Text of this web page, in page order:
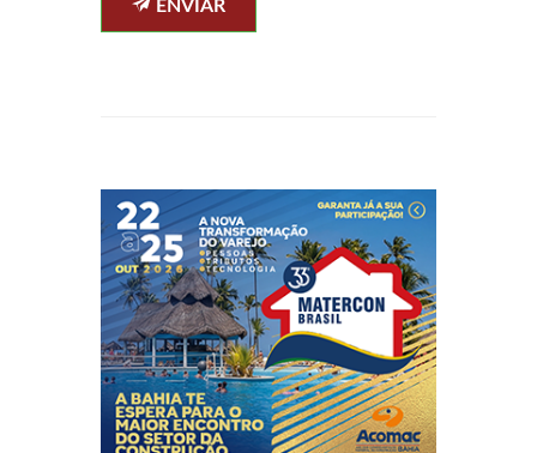
ENVIAR